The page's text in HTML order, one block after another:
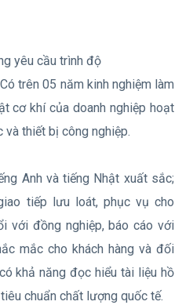
yêu cầu trình độ
trên 05 năm kinh nghiệm làm
cơ khí của doanh nghiệp hoạt
thiết bị công nghiệp.
Anh và tiếng Nhật xuất sắc;
tiếp lưu loát, phục vụ cho
với đồng nghiệp, báo cáo với
mắc cho khách hàng và đối
khả năng đọc hiểu tài liệu hồ
chuẩn chất lượng quốc tế.